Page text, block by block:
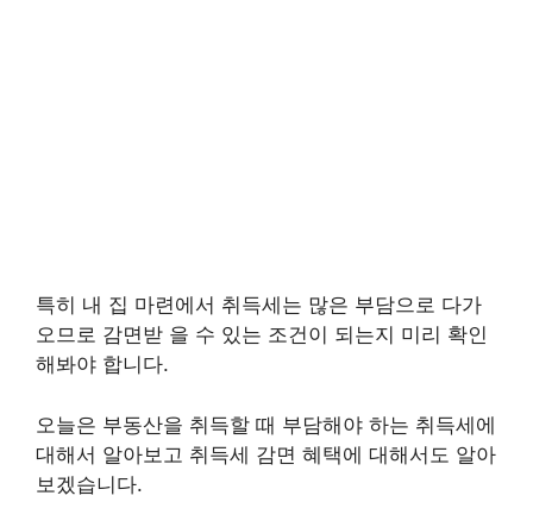
특히 내 집 마련에서 취득세는 많은 부담으로 다가
오므로 감면받 을 수 있는 조건이 되는지 미리 확인
해봐야 합니다.
오늘은 부동산을 취득할 때 부담해야 하는 취득세에
대해서 알아보고 취득세 감면 혜택에 대해서도 알아
보겠습니다.